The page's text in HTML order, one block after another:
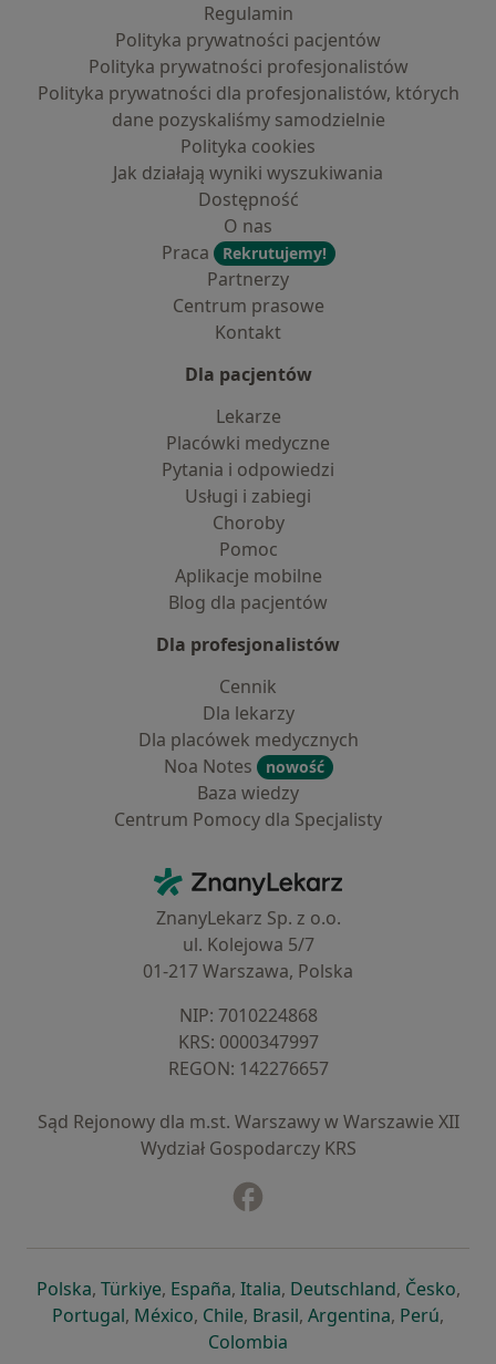
Regulamin
Polityka prywatności pacjentów
Polityka prywatności profesjonalistów
Polityka prywatności dla profesjonalistów, których
dane pozyskaliśmy samodzielnie
Polityka cookies
Jak działają wyniki wyszukiwania
Dostępność
O nas
Praca
Rekrutujemy!
Partnerzy
Centrum prasowe
Kontakt
Dla pacjentów
Lekarze
Placówki medyczne
Pytania i odpowiedzi
Usługi i zabiegi
Choroby
Pomoc
Aplikacje mobilne
Blog dla pacjentów
Dla profesjonalistów
Cennik
Dla lekarzy
Dla placówek medycznych
Noa Notes
nowość
Baza wiedzy
Centrum Pomocy dla Specjalisty
ZnanyLekarz - Strona główna
ZnanyLekarz Sp. z o.o.
ul. Kolejowa 5/7
01-217 Warszawa, Polska
NIP: ⁠7010224868
KRS: ⁠0000347997
REGON: ⁠142276657
Sąd Rejonowy dla m.st. Warszawy w Warszawie XII
Wydział Gospodarczy KRS
Polskaotwiera się w nowej karcie
, Türkiyeotwiera się w nowej karcie
, Españaotwiera się w nowej karcie
, Italiaotwiera się w nowej
, Deutschlandotwiera się
, Česko,
Portugalotwiera się w nowej karcie
, Méxicootwiera się w nowej karcie
, Chileotwiera się w nowej karcie
, Brasilotwiera się w nowej
, Argentinaotwiera się
, Perú,
Colombia